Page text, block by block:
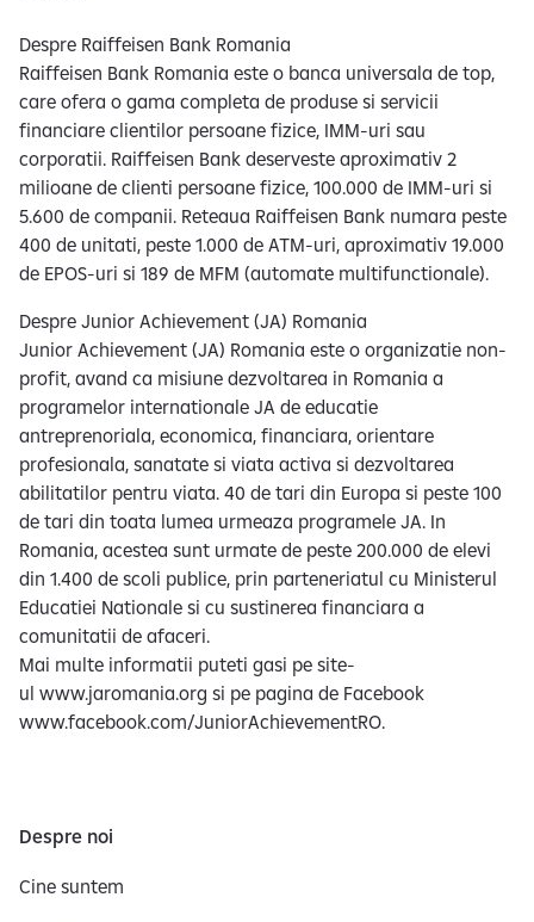
Despre Raiffeisen Bank Romania
Raiffeisen Bank Romania este o banca universala de top,
care ofera o gama completa de produse si servicii
financiare clientilor persoane fizice, IMM-uri sau
corporatii. Raiffeisen Bank deserveste aproximativ 2
milioane de clienti persoane fizice, 100.000 de IMM-uri si
5.600 de companii. Reteaua Raiffeisen Bank numara peste
400 de unitati, peste 1.000 de ATM-uri, aproximativ 19.000
de EPOS-uri si 189 de MFM (automate multifunctionale).
Despre Junior Achievement (JA) Romania
Junior Achievement (JA) Romania este o organizatie non-
profit, avand ca misiune dezvoltarea in Romania a
programelor internationale JA de educatie
antreprenoriala, economica, financiara, orientare
profesionala, sanatate si viata activa si dezvoltarea
abilitatilor pentru viata. 40 de tari din Europa si peste 100
de tari din toata lumea urmeaza programele JA. In
Romania, acestea sunt urmate de peste 200.000 de elevi
din 1.400 de scoli publice, prin parteneriatul cu Ministerul
Educatiei Nationale si cu sustinerea financiara a
comunitatii de afaceri.
Mai multe informatii puteti gasi pe site-
ul www.jaromania.org si pe pagina de Facebook
www.facebook.com/JuniorAchievementRO.
Despre noi
Cine suntem